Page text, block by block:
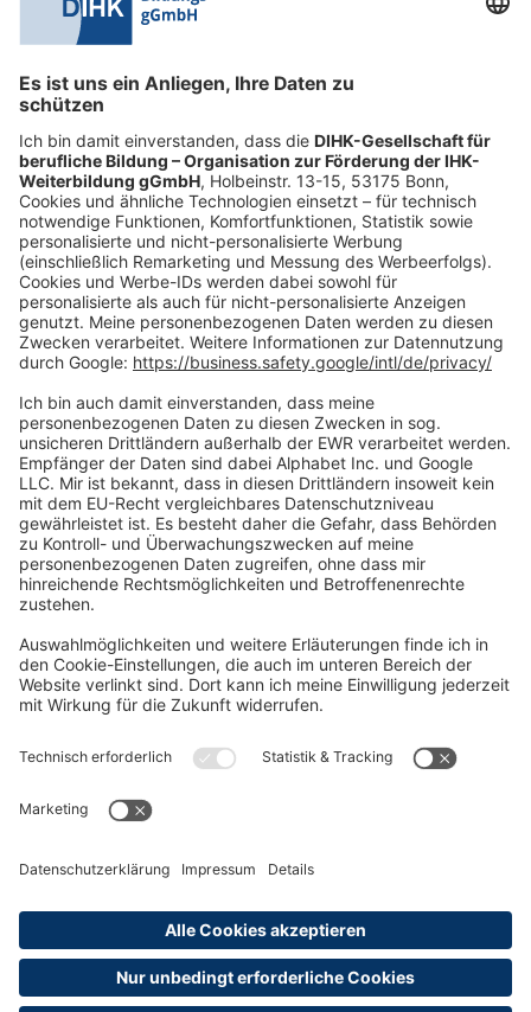
0228 6205 205
Fr.:
09:00-14:00 Uhr
shop@dihk-bildung.shop
Vertrag widerrufen
Zahlungsarten
Social Media
Oft Gesucht
Rund um die Prüfung
Datenschutzerklärung
Widerrufsrecht
Versandinformationen
Erklärung zur Barrierefreiheit
Abonnements hier kündigen
Cookie-Einstellungen